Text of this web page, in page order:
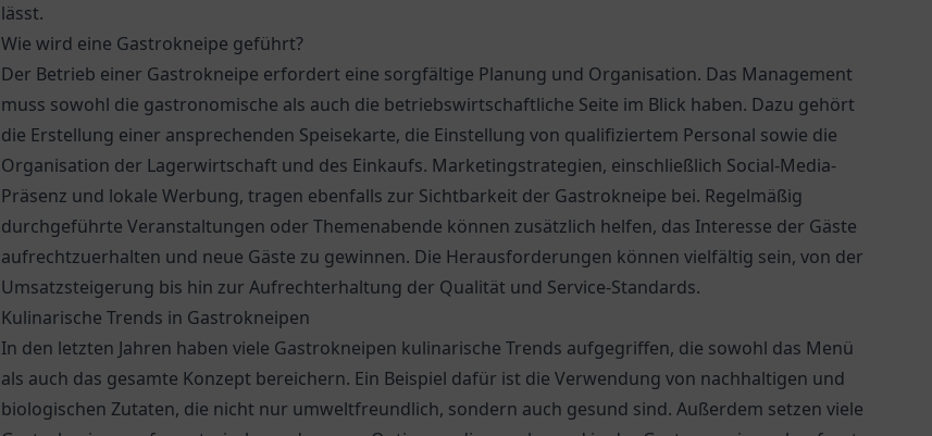
lässt.
Wie wird eine Gastrokneipe geführt?
Der Betrieb einer Gastrokneipe erfordert eine sorgfältige Planung und Organisation. Das Management
muss sowohl die gastronomische als auch die betriebswirtschaftliche Seite im Blick haben. Dazu gehört
die Erstellung einer ansprechenden Speisekarte, die Einstellung von qualifiziertem Personal sowie die
Organisation der Lagerwirtschaft und des Einkaufs. Marketingstrategien, einschließlich Social-Media-
Präsenz und lokale Werbung, tragen ebenfalls zur Sichtbarkeit der Gastrokneipe bei. Regelmäßig
durchgeführte Veranstaltungen oder Themenabende können zusätzlich helfen, das Interesse der Gäste
aufrechtzuerhalten und neue Gäste zu gewinnen. Die Herausforderungen können vielfältig sein, von der
Umsatzsteigerung bis hin zur Aufrechterhaltung der Qualität und Service-Standards.
Kulinarische Trends in Gastrokneipen
In den letzten Jahren haben viele Gastrokneipen kulinarische Trends aufgegriffen, die sowohl das Menü
als auch das gesamte Konzept bereichern. Ein Beispiel dafür ist die Verwendung von nachhaltigen und
biologischen Zutaten, die nicht nur umweltfreundlich, sondern auch gesund sind. Außerdem setzen viele